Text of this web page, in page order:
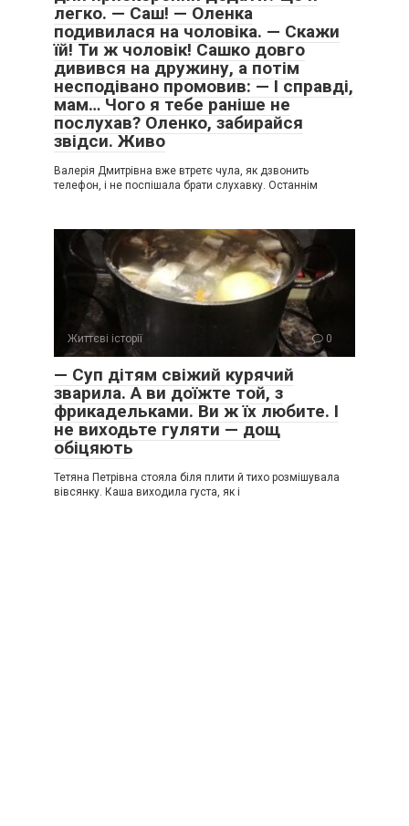
легко. — Саш! — Оленка
подивилася на чоловіка. — Скажи
їй! Ти ж чоловік! Сашко довго
дивився на дружину, а потім
несподівано промовив: — І справді,
мам… Чого я тебе раніше не
послухав? Оленко, забирайся
звідси. Живо
Валерія Дмитрівна вже втретє чула, як дзвонить
телефон, і не поспішала брати слухавку. Останнім
Життєві історії 0
— Суп дітям свіжий курячий
зварила. А ви доїжте той, з
фрикадельками. Ви ж їх любите. І
не виходьте гуляти — дощ
обіцяють
Тетяна Петрівна стояла біля плити й тихо розмішувала
вівсянку. Каша виходила густа, як і